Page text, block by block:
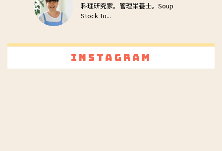
料理研究家。管理栄養士。Soup
Stock To...
Instagram